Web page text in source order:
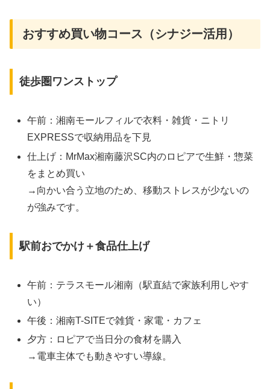
おすすめ買い物コース（シナジー活用）
徒歩圏ワンストップ
午前：湘南モールフィルで衣料・雑貨・ニトリ
EXPRESSで収納用品を下見
仕上げ：MrMax湘南藤沢SC内のロピアで生鮮・惣菜
をまとめ買い
→向かい合う立地のため、移動ストレスが少ないの
が強みです。
駅前おでかけ＋食品仕上げ
午前：テラスモール湘南（駅直結で家族利用しやす
い）
午後：湘南T-SITEで雑貨・家電・カフェ
夕方：ロピアで当日分の食材を購入
→電車主体でも動きやすい導線。